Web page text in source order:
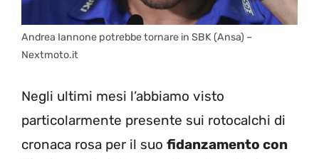
Andrea Iannone potrebbe tornare in SBK (Ansa) –
Nextmoto.it
Negli ultimi mesi l’abbiamo visto
particolarmente presente sui rotocalchi di
cronaca rosa per il suo fidanzamento con